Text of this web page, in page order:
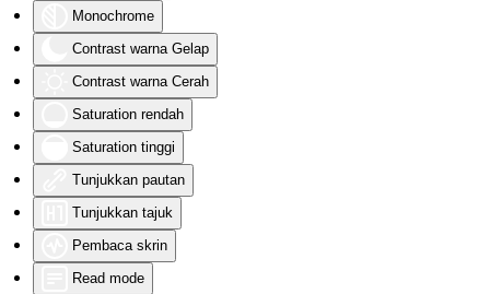
Monochrome
Contrast warna Gelap
Contrast warna Cerah
Saturation rendah
Saturation tinggi
Tunjukkan pautan
Tunjukkan tajuk
Pembaca skrin
Read mode